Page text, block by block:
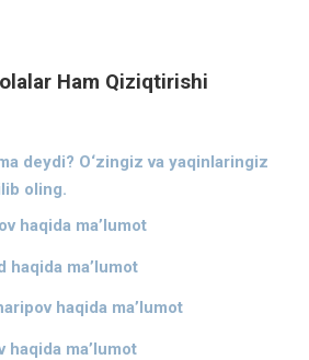
Ham Qiziqtirishi
deydi? O‘zingiz va yaqinlaringiz
oling.
haqida ma’lumot
haqida ma’lumot
haqida ma’lumot
haqida ma’lumot